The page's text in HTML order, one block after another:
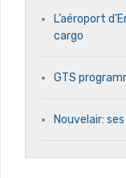
L’aéroport
cargo
GTS
Nouvelair: